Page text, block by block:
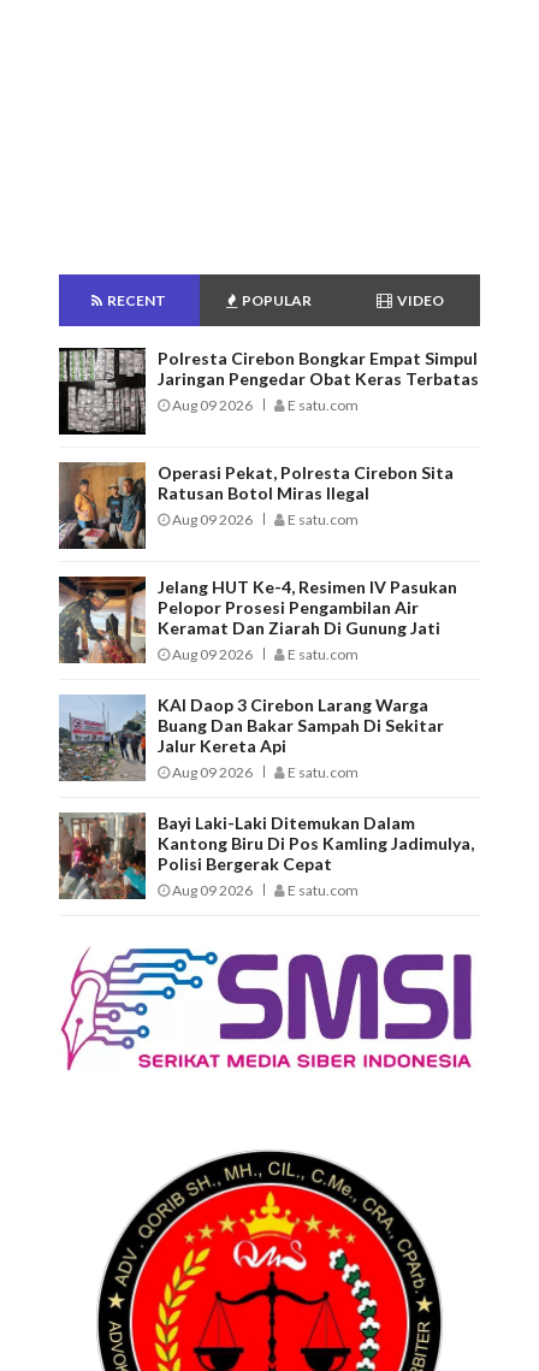
RECENT POPULAR VIDEO
Polresta Cirebon Bongkar Empat Simpul
Jaringan Pengedar Obat Keras Terbatas
Aug 09 2026 E satu.com
Operasi Pekat, Polresta Cirebon Sita
Ratusan Botol Miras Ilegal
Aug 09 2026 E satu.com
Jelang HUT Ke-4, Resimen IV Pasukan
Pelopor Prosesi Pengambilan Air
Keramat Dan Ziarah Di Gunung Jati
Aug 09 2026 E satu.com
KAI Daop 3 Cirebon Larang Warga
Buang Dan Bakar Sampah Di Sekitar
Jalur Kereta Api
Aug 09 2026 E satu.com
Bayi Laki-Laki Ditemukan Dalam
Kantong Biru Di Pos Kamling Jadimulya,
Polisi Bergerak Cepat
Aug 09 2026 E satu.com